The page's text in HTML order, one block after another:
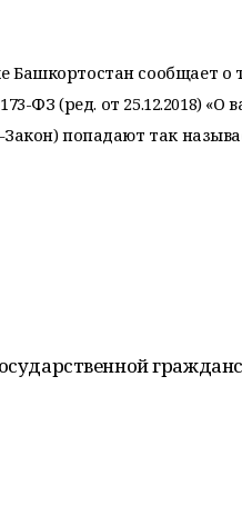
сообщает о
ФЗ (ред. от 25.12.2018) «О
попадают так